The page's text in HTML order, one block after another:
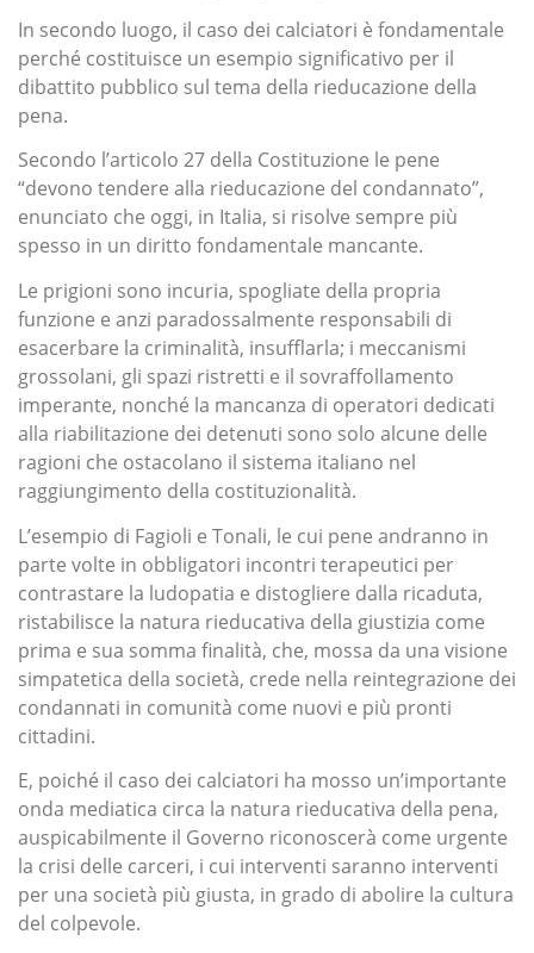
In secondo luogo, il caso dei calciatori è fondamentale
perché costituisce un esempio significativo per il
dibattito pubblico sul tema della rieducazione della
pena.
Secondo l’articolo 27 della Costituzione le pene
“devono tendere alla rieducazione del condannato”,
enunciato che oggi, in Italia, si risolve sempre più
spesso in un diritto fondamentale mancante.
Le prigioni sono incuria, spogliate della propria
funzione e anzi paradossalmente responsabili di
esacerbare la criminalità, insufflarla; i meccanismi
grossolani, gli spazi ristretti e il sovraffollamento
imperante, nonché la mancanza di operatori dedicati
alla riabilitazione dei detenuti sono solo alcune delle
ragioni che ostacolano il sistema italiano nel
raggiungimento della costituzionalità.
L’esempio di Fagioli e Tonali, le cui pene andranno in
parte volte in obbligatori incontri terapeutici per
contrastare la ludopatia e distogliere dalla ricaduta,
ristabilisce la natura rieducativa della giustizia come
prima e sua somma finalità, che, mossa da una visione
simpatetica della società, crede nella reintegrazione dei
condannati in comunità come nuovi e più pronti
cittadini.
E, poiché il caso dei calciatori ha mosso un’importante
onda mediatica circa la natura rieducativa della pena,
auspicabilmente il Governo riconoscerà come urgente
la crisi delle carceri, i cui interventi saranno interventi
per una società più giusta, in grado di abolire la cultura
del colpevole.